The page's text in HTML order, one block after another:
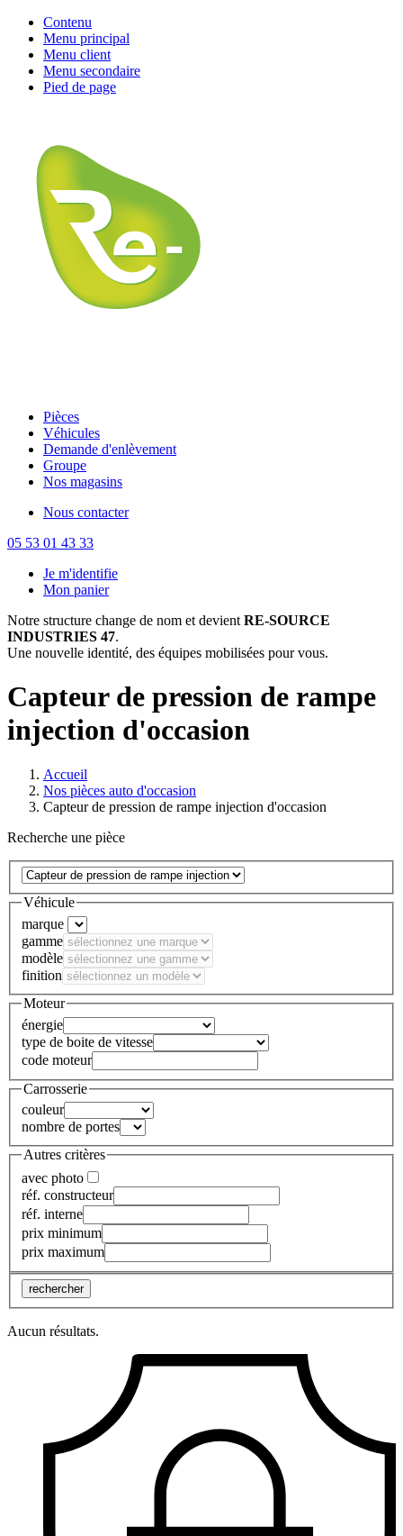
Contenu
Menu principal
Menu client
Menu secondaire
Pied de page
Pièces
Véhicules
Demande d'enlèvement
Groupe
Nos magasins
Nous contacter
05 53 01 43 33
Je m'identifie
Mon panier
Notre structure change de nom et devient RE-SOURCE
INDUSTRIES 47.
Une nouvelle identité, des équipes mobilisées pour vous.
Capteur de pression de rampe
injection d'occasion
Accueil
Nos pièces auto d'occasion
Capteur de pression de rampe injection d'occasion
Recherche une pièce
Véhicule
marque
gamme
modèle
finition
Moteur
énergie
type de boite de vitesse
code moteur
Carrosserie
couleur
nombre de portes
Autres critères
avec photo
réf. constructeur
réf. interne
prix minimum
prix maximum
rechercher
Aucun résultats.